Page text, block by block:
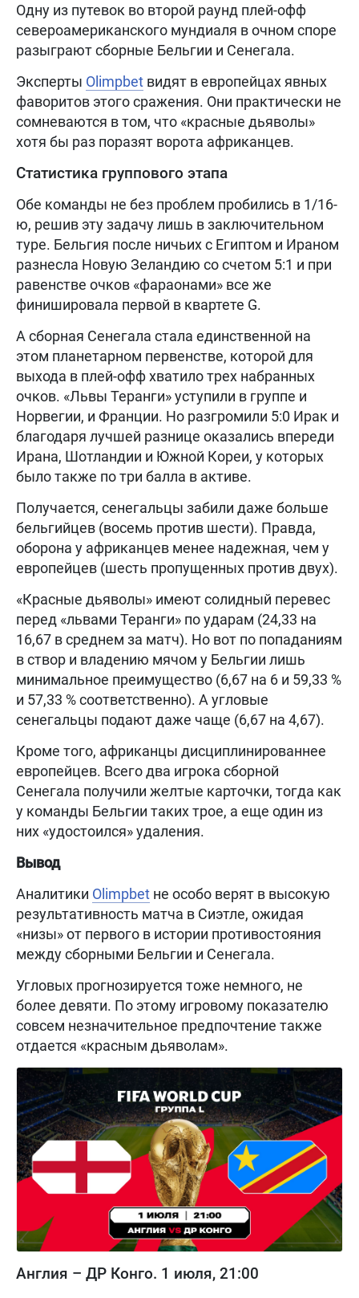
Одну из путевок во второй раунд плей-офф
североамериканского мундиаля в очном споре
разыграют сборные Бельгии и Сенегала.
Эксперты Olimpbet видят в европейцах явных
фаворитов этого сражения. Они практически не
сомневаются в том, что «красные дьяволы»
хотя бы раз поразят ворота африканцев.
Статистика группового этапа
Обе команды не без проблем пробились в 1/16-
ю, решив эту задачу лишь в заключительном
туре. Бельгия после ничьих с Египтом и Ираном
разнесла Новую Зеландию со счетом 5:1 и при
равенстве очков «фараонами» все же
финишировала первой в квартете G.
А сборная Сенегала стала единственной на
этом планетарном первенстве, которой для
выхода в плей-офф хватило трех набранных
очков. «Львы Теранги» уступили в группе и
Норвегии, и Франции. Но разгромили 5:0 Ирак и
благодаря лучшей разнице оказались впереди
Ирана, Шотландии и Южной Кореи, у которых
было также по три балла в активе.
Получается, сенегальцы забили даже больше
бельгийцев (восемь против шести). Правда,
оборона у африканцев менее надежная, чем у
европейцев (шесть пропущенных против двух).
«Красные дьяволы» имеют солидный перевес
перед «львами Теранги» по ударам (24,33 на
16,67 в среднем за матч). Но вот по попаданиям
в створ и владению мячом у Бельгии лишь
минимальное преимущество (6,67 на 6 и 59,33 %
и 57,33 % соответственно). А угловые
сенегальцы подают даже чаще (6,67 на 4,67).
Кроме того, африканцы дисциплинированнее
европейцев. Всего два игрока сборной
Сенегала получили желтые карточки, тогда как
у команды Бельгии таких трое, а еще один из
них «удостоился» удаления.
Вывод
Аналитики Olimpbet не особо верят в высокую
результативность матча в Сиэтле, ожидая
«низы» от первого в истории противостояния
между сборными Бельгии и Сенегала.
Угловых прогнозируется тоже немного, не
более девяти. По этому игровому показателю
совсем незначительное предпочтение также
отдается «красным дьяволам».
Англия – ДР Конго. 1 июля, 21:00